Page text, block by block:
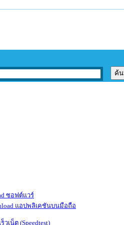
ซอฟต์แวร์
แอปพลิเคชันบนมือถือ
วเน็ต (Speedtest)